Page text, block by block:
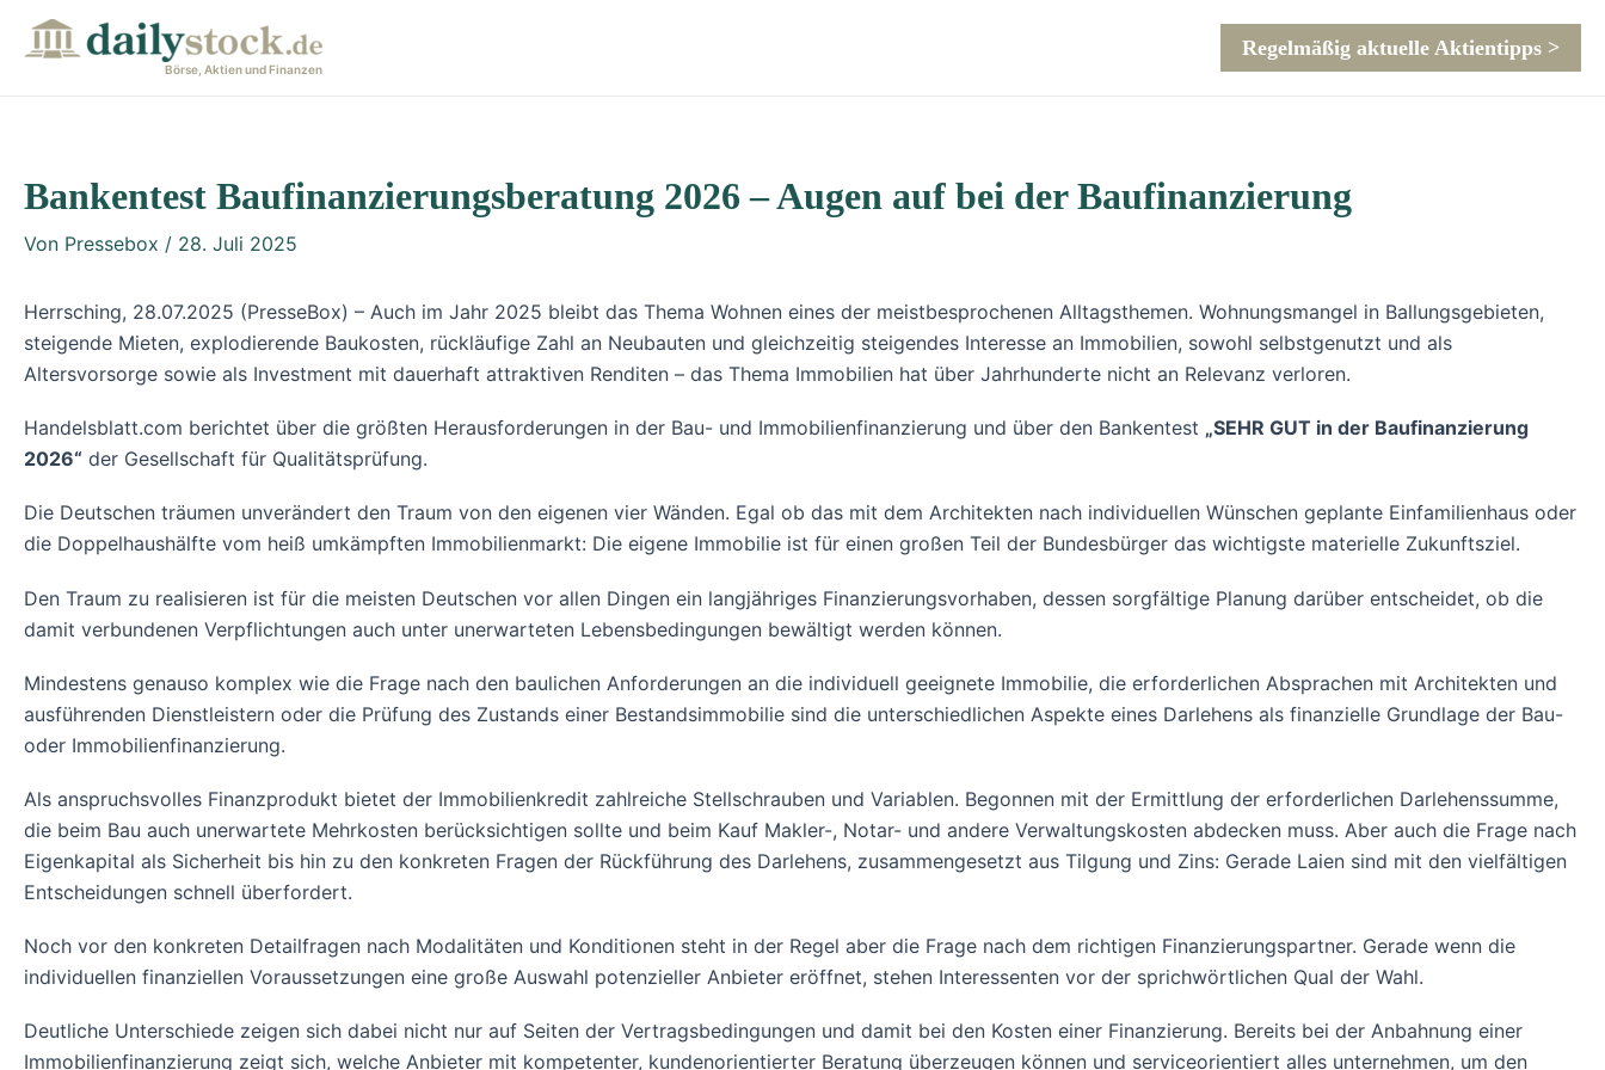
Inhalt
Börse, Aktien und Finanzen
Regelmäßig aktuelle Aktientipps >
Bankentest Baufinanzierungsberatung 2026 – Augen auf bei der Baufinanzierung
Von Pressebox / 28. Juli 2025
Herrsching, 28.07.2025 (PresseBox) – Auch im Jahr 2025 bleibt das Thema Wohnen eines der meistbesprochenen Alltagsthemen. Wohnungsmangel in Ballungsgebieten,
steigende Mieten, explodierende Baukosten, rückläufige Zahl an Neubauten und gleichzeitig steigendes Interesse an Immobilien, sowohl selbstgenutzt und als
Altersvorsorge sowie als Investment mit dauerhaft attraktiven Renditen – das Thema Immobilien hat über Jahrhunderte nicht an Relevanz verloren.
Handelsblatt.com berichtet über die größten Herausforderungen in der Bau- und Immobilienfinanzierung und über den Bankentest „SEHR GUT in der Baufinanzierung
2026“ der Gesellschaft für Qualitätsprüfung.
Die Deutschen träumen unverändert den Traum von den eigenen vier Wänden. Egal ob das mit dem Architekten nach individuellen Wünschen geplante Einfamilienhaus oder
die Doppelhaushälfte vom heiß umkämpften Immobilienmarkt: Die eigene Immobilie ist für einen großen Teil der Bundesbürger das wichtigste materielle Zukunftsziel.
Den Traum zu realisieren ist für die meisten Deutschen vor allen Dingen ein langjähriges Finanzierungsvorhaben, dessen sorgfältige Planung darüber entscheidet, ob die
damit verbundenen Verpflichtungen auch unter unerwarteten Lebensbedingungen bewältigt werden können.
Mindestens genauso komplex wie die Frage nach den baulichen Anforderungen an die individuell geeignete Immobilie, die erforderlichen Absprachen mit Architekten und
ausführenden Dienstleistern oder die Prüfung des Zustands einer Bestandsimmobilie sind die unterschiedlichen Aspekte eines Darlehens als finanzielle Grundlage der Bau-
oder Immobilienfinanzierung.
Als anspruchsvolles Finanzprodukt bietet der Immobilienkredit zahlreiche Stellschrauben und Variablen. Begonnen mit der Ermittlung der erforderlichen Darlehenssumme,
die beim Bau auch unerwartete Mehrkosten berücksichtigen sollte und beim Kauf Makler-, Notar- und andere Verwaltungskosten abdecken muss. Aber auch die Frage nach
Eigenkapital als Sicherheit bis hin zu den konkreten Fragen der Rückführung des Darlehens, zusammengesetzt aus Tilgung und Zins: Gerade Laien sind mit den vielfältigen
Entscheidungen schnell überfordert.
Noch vor den konkreten Detailfragen nach Modalitäten und Konditionen steht in der Regel aber die Frage nach dem richtigen Finanzierungspartner. Gerade wenn die
individuellen finanziellen Voraussetzungen eine große Auswahl potenzieller Anbieter eröffnet, stehen Interessenten vor der sprichwörtlichen Qual der Wahl.
Deutliche Unterschiede zeigen sich dabei nicht nur auf Seiten der Vertragsbedingungen und damit bei den Kosten einer Finanzierung. Bereits bei der Anbahnung einer
Immobilienfinanzierung zeigt sich, welche Anbieter mit kompetenter, kundenorientierter Beratung überzeugen können und serviceorientiert alles unternehmen, um den
navigation